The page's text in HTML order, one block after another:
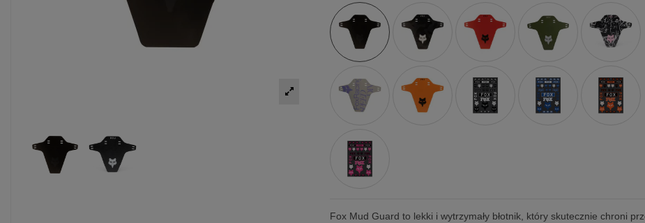
Fox Mud Guard to lekki i wytrzymały błotnik, który skutecznie chroni